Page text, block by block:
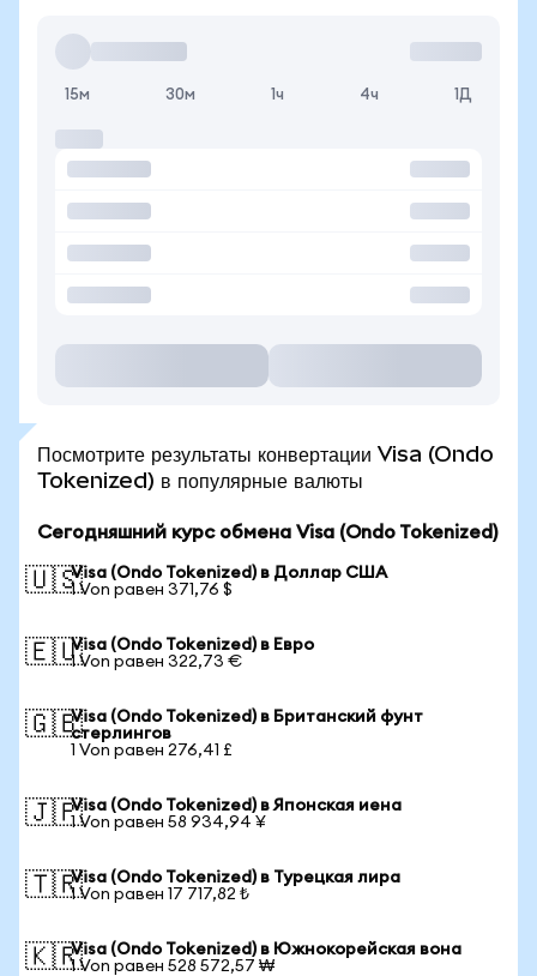
15м 30м 1ч 4ч 1Д
Посмотрите результаты конвертации Visa (Ondo
Tokenized) в популярные валюты
Сегодняшний курс обмена Visa (Ondo Tokenized)
🇺🇸Visa (Ondo Tokenized) в Доллар США
1 Von равен 371,76 $
🇪🇺Visa (Ondo Tokenized) в Евро
1 Von равен 322,73 €
🇬🇧Visa (Ondo Tokenized) в Британский фунт
стерлингов
1 Von равен 276,41 £
🇯🇵Visa (Ondo Tokenized) в Японская иена
1 Von равен 58 934,94 ¥
🇹🇷Visa (Ondo Tokenized) в Турецкая лира
1 Von равен 17 717,82 ₺
🇰🇷Visa (Ondo Tokenized) в Южнокорейская вона
1 Von равен 528 572,57 ₩